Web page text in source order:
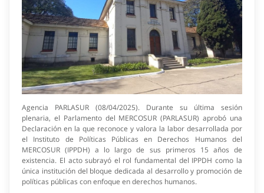
Agencia PARLASUR (08/04/2025). Durante su última sesión
plenaria, el Parlamento del MERCOSUR (PARLASUR) aprobó una
Declaración en la que reconoce y valora la labor desarrollada por
el Instituto de Políticas Públicas en Derechos Humanos del
MERCOSUR (IPPDH) a lo largo de sus primeros 15 años de
existencia. El acto subrayó el rol fundamental del IPPDH como la
única institución del bloque dedicada al desarrollo y promoción de
políticas públicas con enfoque en derechos humanos.